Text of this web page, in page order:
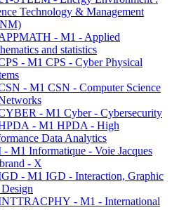
Technology & Management
- M1 - Applied
and statistics
- M1 CPS - Cyber Physical
- M1 CSN - Computer Science
- M1 Cyber - Cybersecurity
- M1 HPDA - High
Data Analytics
- M1 Informatique - Voie Jacques
- X
- M1 IGD - Interaction, Graphic
- M1 - International